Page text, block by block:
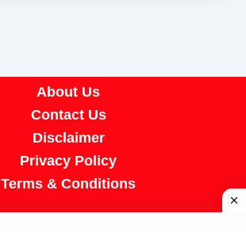
About Us
Contact Us
Disclaimer
Privacy Policy
Terms & Conditions